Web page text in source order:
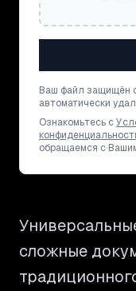
Ваш файл защищён
автоматически
Ознакомьтесь с
обращаемся с
сложные